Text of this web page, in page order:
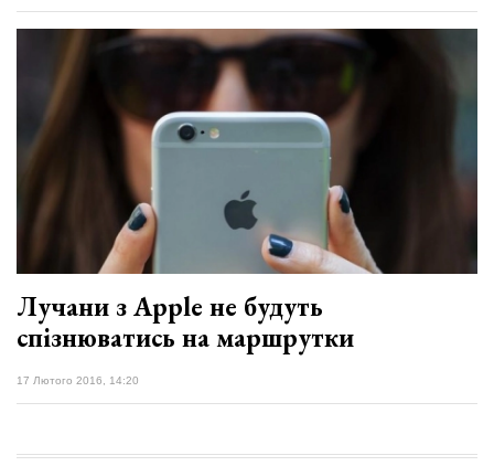
Лучани з Apple не будуть
спізнюватись на маршрутки
17 Лютого 2016, 14:20